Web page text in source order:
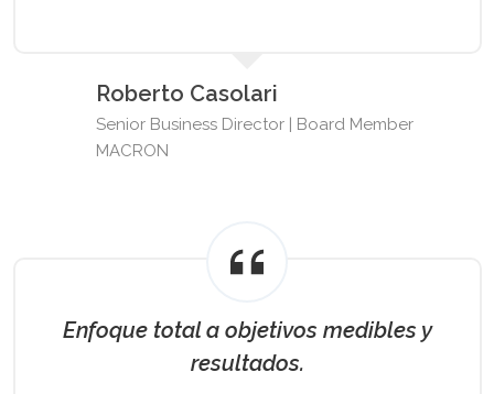
Roberto Casolari
Senior Business Director | Board Member
MACRON
Enfoque total a objetivos medibles y
resultados.